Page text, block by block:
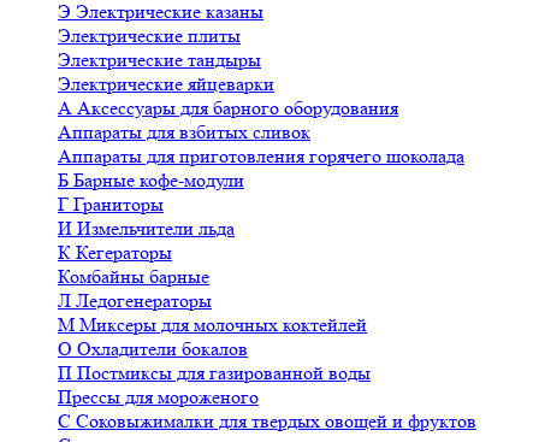
Э Электрические казаны
Электрические плиты
Электрические тандыры
Электрические яйцеварки
А Аксессуары для барного оборудования
Аппараты для взбитых сливок
Аппараты для приготовления горячего шоколада
Б Барные кофе-модули
Г Граниторы
И Измельчители льда
К Кегераторы
Комбайны барные
Л Ледогенераторы
М Миксеры для молочных коктейлей
О Охладители бокалов
П Постмиксы для газированной воды
Прессы для мороженого
С Соковыжималки для твердых овощей и фруктов